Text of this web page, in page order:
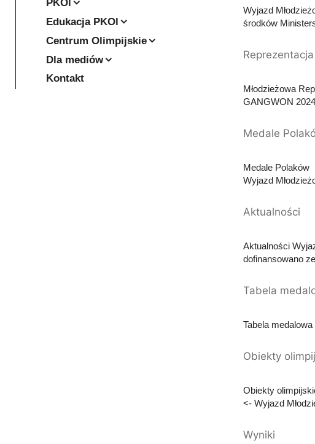
Wyjazd
środków
Młodzieżowa
GANGWON
Medale
Medale Polaków
Wyjazd
Aktualności
Aktualności
dofinansowano
Tabela
Tabela
Obiekty
Obiekty
<- Wyjazd
Wyniki
PKOl
Edukacja PKOl
Centrum Olimpijskie
Dla mediów
Kontakt